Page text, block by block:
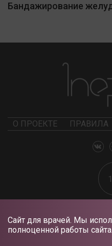
Сайт для врачей. Мы
полноценной работы сайта.
Бандажирование
О ПРОЕКТЕ ПРАВИЛА